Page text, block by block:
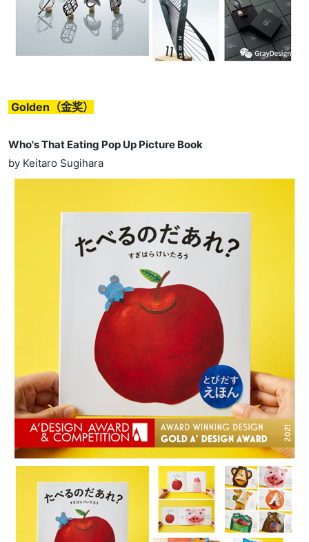
Golden（金奖）
Who's That Eating Pop Up Picture Book
by Keitaro Sugihara